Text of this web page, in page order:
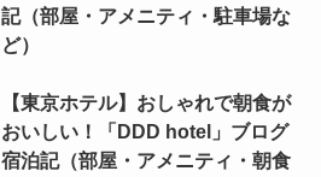
記（部屋・アメニティ・駐車場な
ど）
【東京ホテル】おしゃれで朝食が
おいしい！「DDD hotel」ブログ
宿泊記（部屋・アメニティ・朝食